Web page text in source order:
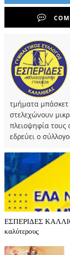
τμήματα
στελεχώνουν
πλειοψηφία τους
εδρεύει ο
ΕΣΠΕΡΙΔΕΣ
καλύτερους